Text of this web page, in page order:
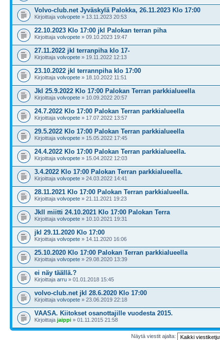
Volvo-club.net Jyväskylä Palokka, 26.11.2023 Klo 17:00
Kirjoittaja volvopete » 13.11.2023 20:53
22.10.2023 Klo 17:00 jkl Palokan terran piha
Kirjoittaja volvopete » 09.10.2023 19:47
27.11.2022 jkl terranpiha klo 17-
Kirjoittaja volvopete » 19.11.2022 12:13
23.10.2022 jkl terrannpiha klo 17:00
Kirjoittaja volvopete » 18.10.2022 11:51
Jkl 25.9.2022 Klo 17:00 Palokan Terran parkkialueella
Kirjoittaja volvopete » 10.09.2022 20:57
24.7.2022 Klo 17:00 Palokan Terran parkkialueella
Kirjoittaja volvopete » 17.07.2022 13:57
29.5.2022 Klo 17:00 Palokan Terran parkkialueella
Kirjoittaja volvopete » 15.05.2022 17:45
24.4.2022 Klo 17:00 Palokan Terran parkkialueella.
Kirjoittaja volvopete » 15.04.2022 12:03
3.4.2022 Klo 17:00 Palokan Terran parkkialueella.
Kirjoittaja volvopete » 24.03.2022 14:41
28.11.2021 Klo 17:00 Palokan Terran parkkialueella.
Kirjoittaja volvopete » 21.11.2021 19:23
Jkll miitti 24.10.2021 Klo 17:00 Palokan Terra
Kirjoittaja volvopete » 10.10.2021 19:31
jkl 29.11.2020 Klo 17:00
Kirjoittaja volvopete » 14.11.2020 16:06
25.10.2020 Klo 17:00 Palokan Terran parkkialueella
Kirjoittaja volvopete » 29.08.2020 13:39
ei näy täällä.?
Kirjoittaja arru » 01.01.2018 15:45
volvo-club.net jkl 28.6.2020 Klo 17:00
Kirjoittaja volvopete » 23.06.2019 22:18
VAASA. Kiitokset osanottajille vuodesta 2015.
Kirjoittaja jaippi » 01.11.2015 21:58
Näytä viestit ajalta: